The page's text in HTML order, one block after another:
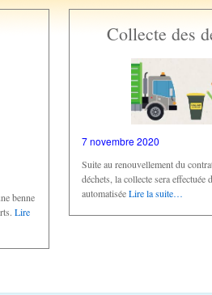
benne
Lire
Collecte des
7 novembre 2020
Suite au renouvellement du
déchets, la collecte sera effectuée
automatiséeLire la suite…